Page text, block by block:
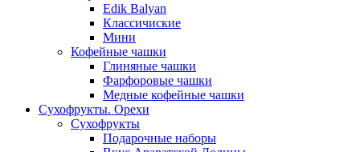
Edik Balyan
Классичиские
Мини
Кофейные чашки
Глиняные чашки
Фарфоровые чашки
Медные кофейные чашки
Сухофрукты. Орехи
Сухофрукты
Подарочные наборы